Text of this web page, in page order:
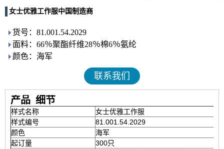
女士优雅工作服中国制造商
货号：81.001.54.2029
面料：66％聚酯纤维28％棉6％氨纶
颜色：海军
联系我们
产品 细节
样式名称
女士优雅工作服
样式编号
81.001.54.2029
颜色
海军
起订量
300只